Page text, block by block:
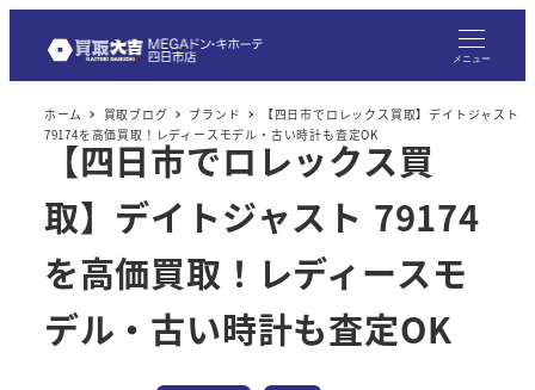
メニュー
ホーム 買取ブログ ブランド
【四日市でロレックス買取】デイトジャスト
79174を高価買取！レディースモデル・古い時計も査定OK
【四日市でロレックス買
取】デイトジャスト 79174
を高価買取！レディースモ
デル・古い時計も査定OK